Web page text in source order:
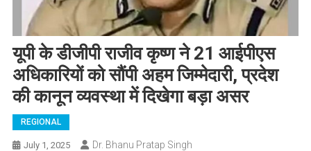
यूपी के डीजीपी राजीव कृष्ण ने 21 आईपीएस
अधिकारियों को सौंपी अहम जिम्मेदारी, प्रदेश
की कानून व्यवस्था में दिखेगा बड़ा असर
REGIONAL
July 1, 2025 Dr. Bhanu Pratap Singh